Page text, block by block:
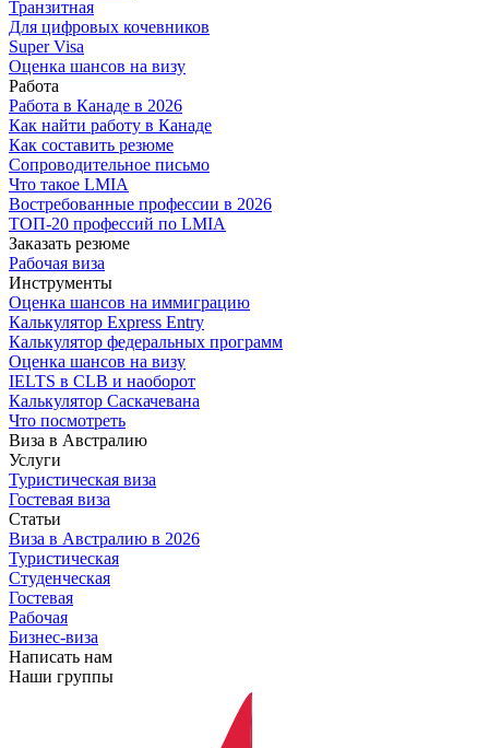
Транзитная
Для цифровых кочевников
Super Visa
Оценка шансов на визу
Работа
Работа в Канаде в 2026
Как найти работу в Канаде
Как составить резюме
Сопроводительное письмо
Что такое LMIA
Востребованные профессии в 2026
ТОП-20 профессий по LMIA
Заказать резюме
Рабочая виза
Инструменты
Оценка шансов на иммиграцию
Калькулятор Express Entry
Калькулятор федеральных программ
Оценка шансов на визу
IELTS в CLB и наоборот
Калькулятор Саскачевана
Что посмотреть
Виза в Австралию
Услуги
Туристическая виза
Гостевая виза
Статьи
Виза в Австралию в 2026
Туристическая
Студенческая
Гостевая
Рабочая
Бизнес-виза
Написать нам
Наши группы